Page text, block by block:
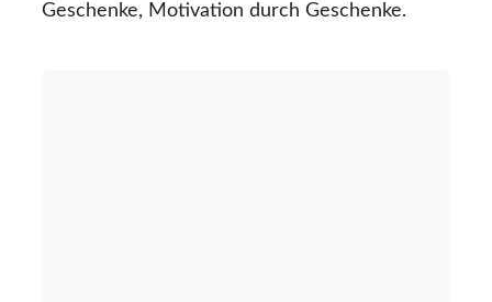
Geschenke, Motivation durch Geschenke.